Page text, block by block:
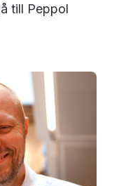
till Peppol